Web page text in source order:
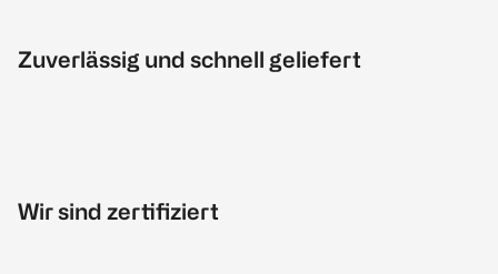
Zuverlässig und schnell geliefert
Wir sind zertifiziert